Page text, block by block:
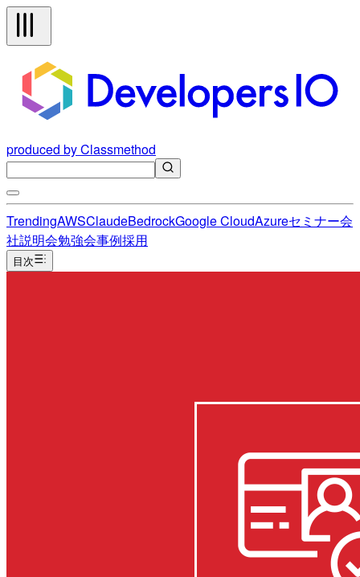
produced by Classmethod
TrendingAWSClaudeBedrockGoogle CloudAzureセミナー会
社説明会勉強会事例採用
目次